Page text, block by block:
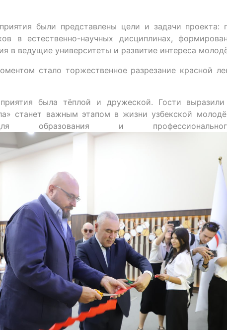
были представлены цели и задачи проекта:
в естественно-научных дисциплинах,
в ведущие университеты и развитие интереса
стало торжественное разрезание красной
была тёплой и дружеской. Гости выразили
станет важным этапом в жизни узбекской
образования и